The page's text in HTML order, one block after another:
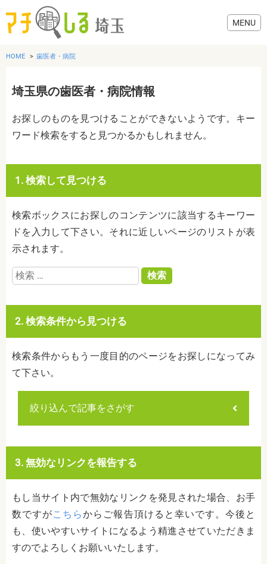
美容・健康
歯医者・病院
おでかけ
生活
HOME 歯医者・病院
埼玉県の歯医者・病院情報
お探しのものを見つけることができないようです。キー
ワード検索をすると見つかるかもしれません。
1. 検索して見つける
検索ボックスにお探しのコンテンツに該当するキーワー
ドを入力して下さい。それに近しいページのリストが表
示されます。
検
索:
2. 検索条件から見つける
検索条件からもう一度目的のページをお探しになってみ
て下さい。
絞り込んで記事をさがす
3. 無効なリンクを報告する
もし当サイト内で無効なリンクを発見された場合、お手
数ですがこちらからご報告頂けると幸いです。今後と
も、使いやすいサイトになるよう精進させていただきま
すのでよろしくお願いいたします。